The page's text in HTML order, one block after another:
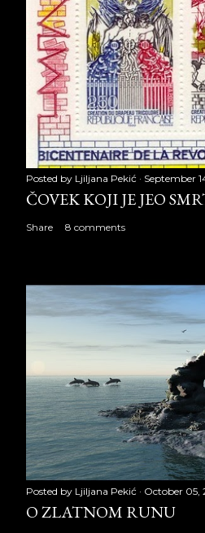
Posted by Ljiljana Pekić September
ČOVEK KOJI JE JEO
Share 8 comments
Posted by Ljiljana Pekić October 05,
O ZLATNOM RUNU